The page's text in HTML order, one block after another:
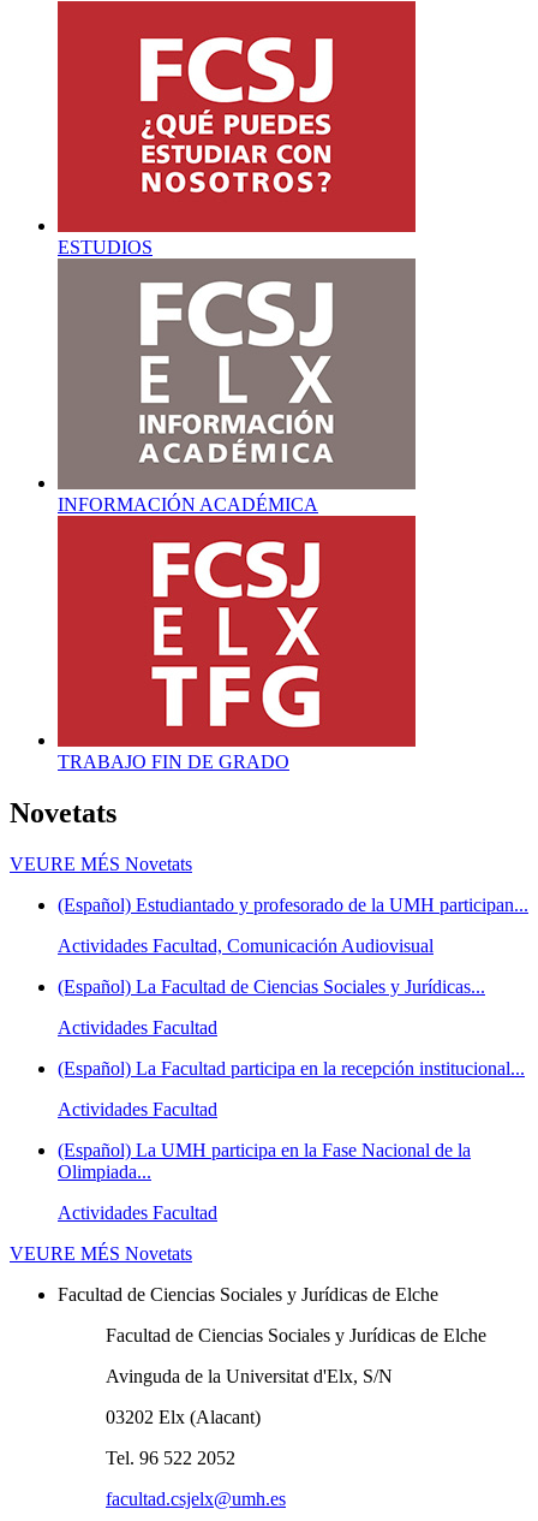
ESTUDIOS
INFORMACIÓN ACADÉMICA
TRABAJO FIN DE GRADO
Novetats
VEURE MÉS Novetats
(Español) Estudiantado y profesorado de la UMH participan...
Actividades Facultad, Comunicación Audiovisual
(Español) La Facultad de Ciencias Sociales y Jurídicas...
Actividades Facultad
(Español) La Facultad participa en la recepción institucional...
Actividades Facultad
(Español) La UMH participa en la Fase Nacional de la
Olimpiada...
Actividades Facultad
VEURE MÉS Novetats
Facultad de Ciencias Sociales y Jurídicas de Elche
Facultad de Ciencias Sociales y Jurídicas de Elche
Avinguda de la Universitat d'Elx, S/N
03202 Elx (Alacant)
Tel. 96 522 2052
facultad.csjelx@umh.es